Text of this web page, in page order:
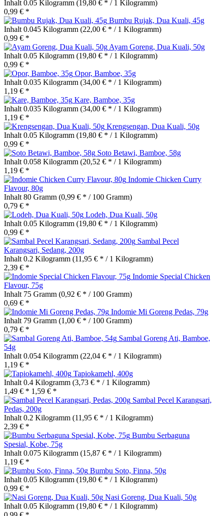
Inhalt 0.05 Kilogramm (19,80 € * / 1 Kilogramm)
0,99 € *
Bumbu Rujak, Dua Kuali, 45g
Inhalt 0.045 Kilogramm (22,00 € * / 1 Kilogramm)
0,99 € *
Ayam Goreng, Dua Kuali, 50g
Inhalt 0.05 Kilogramm (19,80 € * / 1 Kilogramm)
0,99 € *
Opor, Bamboe, 35g
Inhalt 0.035 Kilogramm (34,00 € * / 1 Kilogramm)
1,19 € *
Kare, Bamboe, 35g
Inhalt 0.035 Kilogramm (34,00 € * / 1 Kilogramm)
1,19 € *
Krengsengan, Dua Kuali, 50g
Inhalt 0.05 Kilogramm (19,80 € * / 1 Kilogramm)
0,99 € *
Soto Betawi, Bamboe, 58g
Inhalt 0.058 Kilogramm (20,52 € * / 1 Kilogramm)
1,19 € *
Indomie Chicken Curry
Flavour, 80g
Inhalt 80 Gramm (0,99 € * / 100 Gramm)
0,79 € *
Lodeh, Dua Kuali, 50g
Inhalt 0.05 Kilogramm (19,80 € * / 1 Kilogramm)
0,99 € *
Sambal Pecel
Karangsari, Sedang, 200g
Inhalt 0.2 Kilogramm (11,95 € * / 1 Kilogramm)
2,39 € *
Indomie Special Chicken
Flavour, 75g
Inhalt 75 Gramm (0,92 € * / 100 Gramm)
0,69 € *
Indomie Mi Goreng Pedas, 79g
Inhalt 79 Gramm (1,00 € * / 100 Gramm)
0,79 € *
Sambal Goreng Ati, Bamboe,
54g
Inhalt 0.054 Kilogramm (22,04 € * / 1 Kilogramm)
1,19 € *
Tapiokamehl, 400g
Inhalt 0.4 Kilogramm (3,73 € * / 1 Kilogramm)
1,49 € * 1,59 € *
Sambal Pecel Karangsari,
Pedas, 200g
Inhalt 0.2 Kilogramm (11,95 € * / 1 Kilogramm)
2,39 € *
Bumbu Serbaguna
Spesial, Kobe, 75g
Inhalt 0.075 Kilogramm (15,87 € * / 1 Kilogramm)
1,19 € *
Bumbu Soto, Finna, 50g
Inhalt 0.05 Kilogramm (19,80 € * / 1 Kilogramm)
0,99 € *
Nasi Goreng, Dua Kuali, 50g
Inhalt 0.05 Kilogramm (19,80 € * / 1 Kilogramm)